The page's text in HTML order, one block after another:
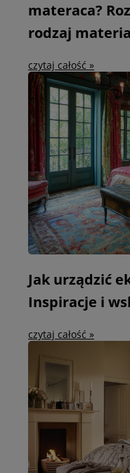
materaca?
rodzaj
czytaj całość »
Jak urządzić
Inspiracje i
czytaj całość »